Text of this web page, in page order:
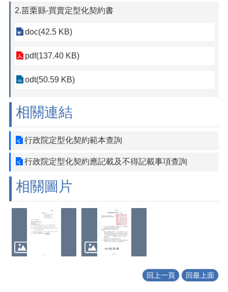
2.苗栗縣-買賣定型化契約書
doc(42.5 KB)
pdf(137.40 KB)
odt(50.59 KB)
相關連結
行政院定型化契約範本查詢
行政院定型化契約應記載及不得記載事項查詢
相關圖片
回上一頁 回最上面